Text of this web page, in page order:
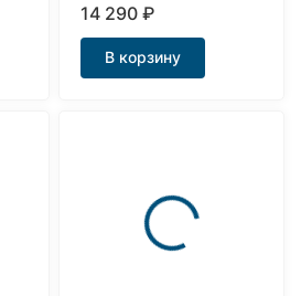
14 290₽
В корзину